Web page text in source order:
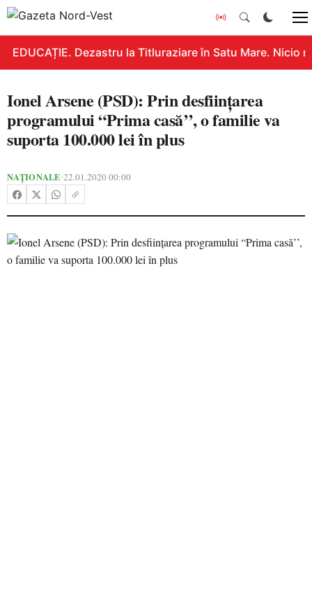
EDUCAȚIE. Dezastru la Titluraziare în Satu Mare. Nicio
Ionel Arsene (PSD): Prin desfiinţarea
programului “Prima casă’’, o familie va
suporta 100.000 lei în plus
NAȚIONALE•22.01.2020 00:00